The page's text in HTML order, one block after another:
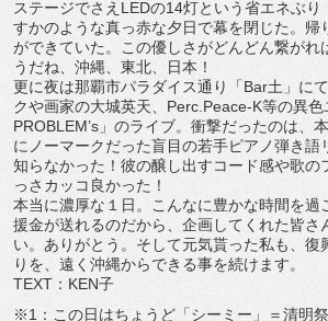
ステージでさえLEDの14灯という省エネぶ
すかのような真っ赤な夕日で幕を閉じた。帰
ができていた。この優しさがどんどん繋がれ
うだね、沖縄、東北、日本！
更に夜は那覇市パラダイス通り「Bar土」に
クや画家の大城英天、Perc.Peace-K等の異
PROBLEM’s」のライブ。衝撃だったのは、
にノーマークだった盲目の若手ピアノ弾き語
知らなかった！彼の醸し出すコード感や歌の
っさカッコ良かった！
本当に濃厚な１日。こんなに豊かな時間を過
援金が送れるのだから、企画してくれた皆さ
い。ありがとう。そして元気貰った私も、復
りを、遠く沖縄からできる事を続けます。
TEXT：KEN子
※1：この日はちょうど「シーミー」＝清明